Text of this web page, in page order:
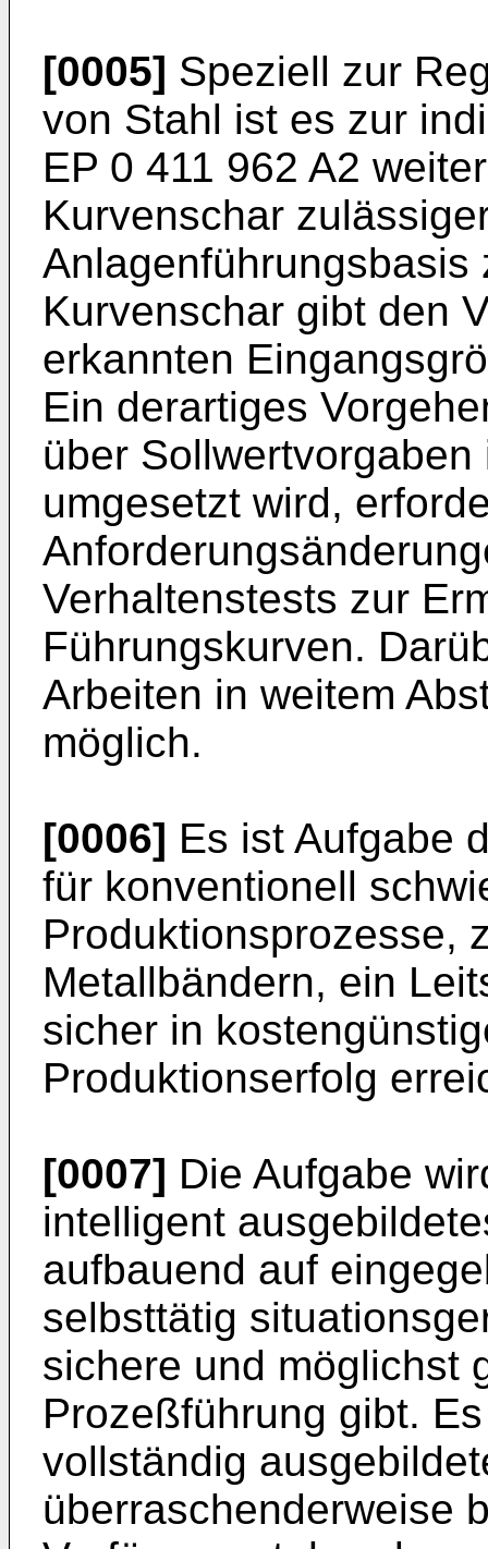
[0005] Speziell zur
von Stahl ist es zur
EP 0 411 962 A2
Kurvenschar
Anlagenführungsbasis
Kurvenschar gibt den
erkannten
Ein derartiges
über
umgesetzt wird,
Verhaltenstests zur
Führungskurven.
Arbeiten in weitem
möglich.
[0006] Es ist Aufgabe
für konventionell
Produktionsprozesse,
Metallbändern, ein
sicher in
Produktionserfolg
[0007] Die Aufgabe
intelligent
aufbauend auf
selbsttätig
sichere und möglichst
Prozeßführung gibt.
vollständig
überraschenderweise